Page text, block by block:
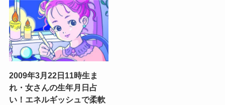
2009年3月22日11時生ま
れ・女さんの生年月日占
い！エネルギッシュで柔軟